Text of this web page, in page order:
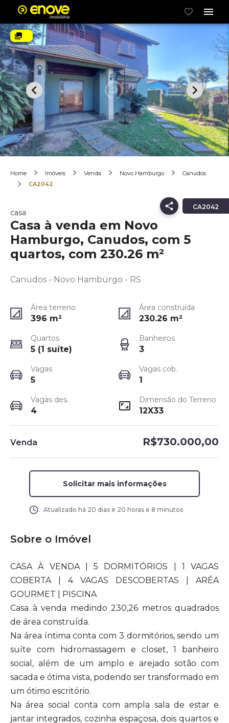
Home Imóveis Venda Novo Hamburgo
Canudos
CA2042
CA2042
casa
Casa à venda em Novo
Hamburgo, Canudos, com 5
quartos, com 230.26 m²
Canudos - Novo Hamburgo - RS
Área terreno
396 m²
Área construída
230.26 m²
Quartos
5 (1 suíte)
Banheiros
3
Vagas
5
Vagas cob.
1
Vagas des.
4
Dimensão do Terreno
12X33
Venda R$730.000,00
Solicitar mais informações
Atualizado há 20 dias e 20 horas e 8 minutos
Sobre o Imóvel
CASA À VENDA | 5 DORMITÓRIOS | 1 VAGAS
COBERTA | 4 VAGAS DESCOBERTAS | ARÉA
GOURMET | PISCINA
Casa à venda medindo 230,26 metros quadrados
de área construída.
Na área íntima conta com 3 dormitórios, sendo um
suíte com hidromassagem e closet, 1 banheiro
social, além de um amplo e arejado sotão com
sacada e ótima vista, podendo ser transformado em
um ótimo escritório.
Na área social conta com ampla sala de estar e
jantar integrados, cozinha espaçosa, dois quartos e